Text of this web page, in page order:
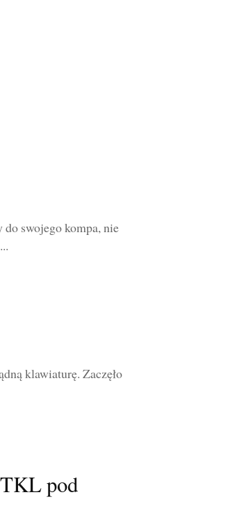
swojego kompa, nie
klawiaturę. Zaczęło
pod